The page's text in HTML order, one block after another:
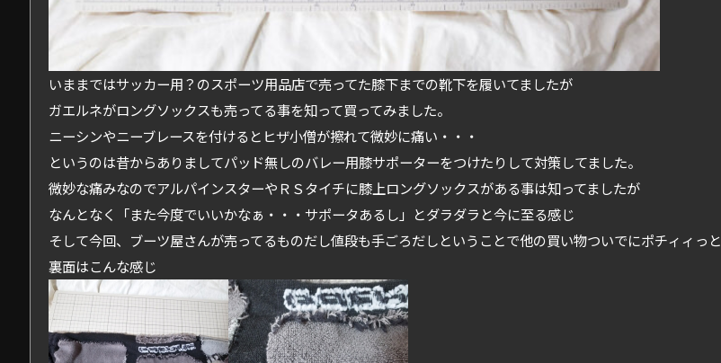
いままではサッカー用？のスポーツ用品店で売ってた膝下までの靴下を履いてましたが
ガエルネがロングソックスも売ってる事を知って買ってみました。
ニーシンやニーブレースを付けるとヒザ小僧が擦れて微妙に痛い・・・
というのは昔からありましてパッド無しのバレー用膝サポーターをつけたりして対策してました。
微妙な痛みなのでアルパインスターやＲＳタイチに膝上ロングソックスがある事は知ってましたが
なんとなく「また今度でいいかなぁ・・・サポータあるし」とダラダラと今に至る感じ
そして今回、ブーツ屋さんが売ってるものだし値段も手ごろだしということで他の買い物ついでにポチィィっと
裏面はこんな感じ